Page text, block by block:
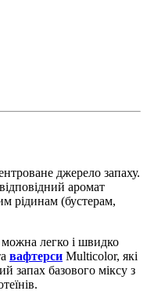
джерело запаху.
аромат
рідинам (бустерам,
легко і швидко
вафтерси Multicolor, які
запах базового міксу з